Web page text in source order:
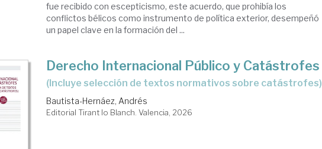
fue recibido con escepticismo, este acuerdo, que prohibía los
conflictos bélicos como instrumento de política exterior, desempeñó
un papel clave en la formación del ...
Derecho Internacional Público y Catástrofes
(Incluye selección de textos normativos sobre catástrofes)
Bautista-Hernáez, Andrés
Editorial Tirant lo Blanch. Valencia, 2026